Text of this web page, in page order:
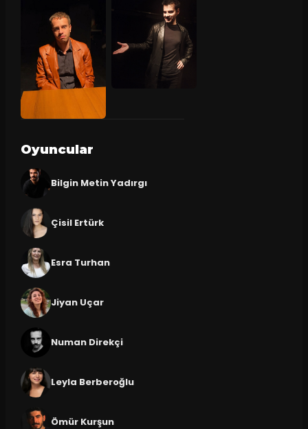
Oyuncular
Bilgin Metin Yadırgı
Çisil Ertürk
Esra Turhan
Jiyan Uçar
Numan Direkçi
Leyla Berberoğlu
Ömür Kurşun